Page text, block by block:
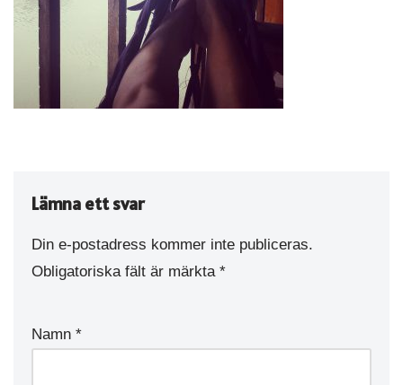
Lämna ett svar
Din e-postadress kommer inte publiceras.
Obligatoriska fält är märkta *
Namn *